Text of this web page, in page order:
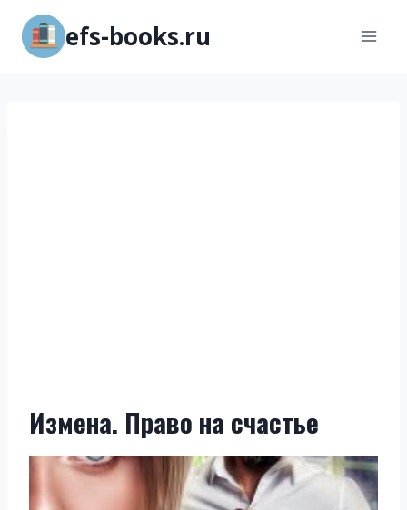
Перейти
содержимому
efs-books.ru
Измена. Право на счастье